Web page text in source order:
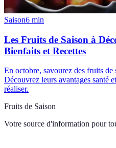
Saison6 min
Les Fruits de Saison à
Bienfaits et Recettes
En octobre, savourez des fruits de
Découvrez leurs avantages santé
réaliser.
Fruits de Saison
Votre source d'information pour